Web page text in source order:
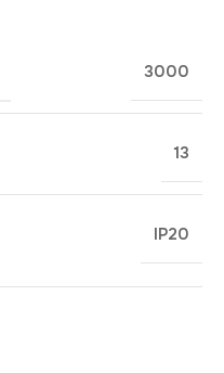
3000
13
IP20